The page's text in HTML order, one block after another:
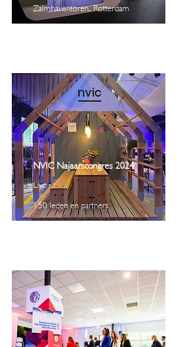
Zalmhaventoren, Rotterdam
NVIC Najaarscongres 2024
Live
150 leden en partners